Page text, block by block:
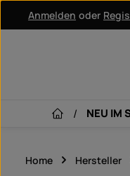
Hauptinhalt
Zur Hauptnavigation
Anmelden oder
NEU IM
Home Hersteller